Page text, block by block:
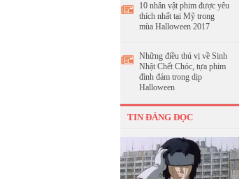
10 nhân vật phim được yêu
thích nhất tại Mỹ trong
mùa Halloween 2017
Những điều thú vị về Sinh
Nhật Chết Chóc, tựa phim
đình đám trong dịp
Halloween
TIN ĐÁNG ĐỌC